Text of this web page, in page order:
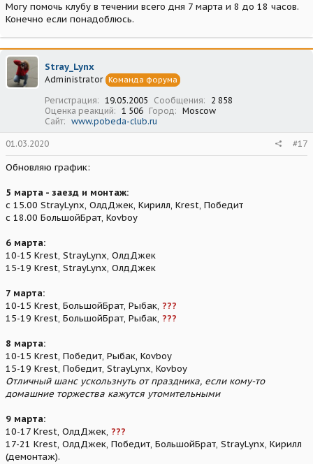
Важный момент - заезд, монтаж экспозиции - уникальная
атмосфера и физическая разминка )) Поэтому 5 марта нужно
помочь с оформлением клубного стенда с 16 до 20 часов. Нужно
3-4 человека. Клеить ковролин на пол, вешать баннеры и
расставлять реквизит. Заодно смотреть, что приготовили к
выставке на других стендах. "Нулевой" день выставки зачастую
самый интересный
Ниже график примерный по дежурствам на стенде и "список
добрых дел" - будем признательны за помощь, записывайтесь.
График дежурств на стенде (могут быть изменения):
5 марта - заезд и монтаж:
ОлдДжек
Победит
Krest
БольшойБрат
6 марта:
10-15 Krest, StrayLynx, ОлдДжек
15-19 Krest, StrayLynx, ОлдДжек
7 марта:
10-15 Krest, БольшойБрат
15-19 Krest, БольшойБрат
10-15 Krest, Победит, StrayLynx
15-19 Krest, ???, StrayLynx
Отличный шанс ускользнуть от праздника, если кому-то
домашние торжества кажутся утомительными
9 марта:
17-21 Krest, ОлдДжек, Победит, StrayLynx (демонтаж).
Лучшему волонтеру стенда -- право закрыть экспозицию
прощальным гудком
Могу помочь клубу в течении всего дня 7 марта и 8 до 18 часов.
Конечно если понадоблюсь.
Stray_Lynx
Administrator Команда форума
Регистрация 19.05.2005 Сообщения
2 858
Оценка реакций
1 506 Город
Moscow
Сайт
www.pobeda-club.ru
01.03.2020 #17
Обновляю график:
5 марта - заезд и монтаж:
с 15.00 StrayLynx, ОлдДжек, Кирилл, Krest, Победит
с 18.00 БольшойБрат, Kovboy
6 марта:
10-15 Krest, StrayLynx, ОлдДжек
15-19 Krest, StrayLynx, ОлдДжек
7 марта:
10-15 Krest, БольшойБрат, Рыбак, ???
15-19 Krest, БольшойБрат, Рыбак, ???
8 марта:
10-15 Krest, Победит, Рыбак, Kovboy
15-19 Krest, Победит, StrayLynx, Kovboy
Отличный шанс ускользнуть от праздника, если кому-то
домашние торжества кажутся утомительными
9 марта:
10-17 Krest, ОлдДжек, ???
17-21 Krest, ОлдДжек, Победит, БольшойБрат, StrayLynx, Кирилл
(демонтаж).